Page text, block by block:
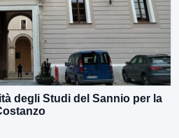
degli Studi del Sannio per la